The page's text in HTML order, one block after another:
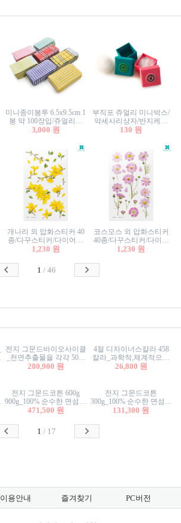
미니종이봉투 6.5x9.5cm 1
봉 약 100장입/쥬얼리봉
투/증명사진봉투/악세사
3,000 원
부직포 쥬얼리 미니박스/
악세사리상자/반지케이
스/반지상자/귀걸이상자/
130 원
개나리 외 압화스티커 40
종/다꾸스티커/다이어리
꾸미기/꽃스티커/자연물
1,230 원
코스모스 외 압화스티커
40종/다꾸스티커/다이어
리꾸미기/꽃스티커/자연
1,230 원
1 /46
전지 그문드바이오사이클
_천연추출물을 각각 50%
이상 함유한 친환경그래
280,900 원
4절 디자이너스칼라 458
칼라_과학적,체계적으로
분류된 200색을 갖춘 색지
26,800 원
전지 그문드코튼 600g
900g_100% 순수한 면섬유
로 만든 친환경프리미엄
471,500 원
전지 그문드코튼
300g_100% 순수한 면섬유
로 만든 친환경프리미엄
131,300 원
1 / 17
이용안내 즐겨찾기 PC버전